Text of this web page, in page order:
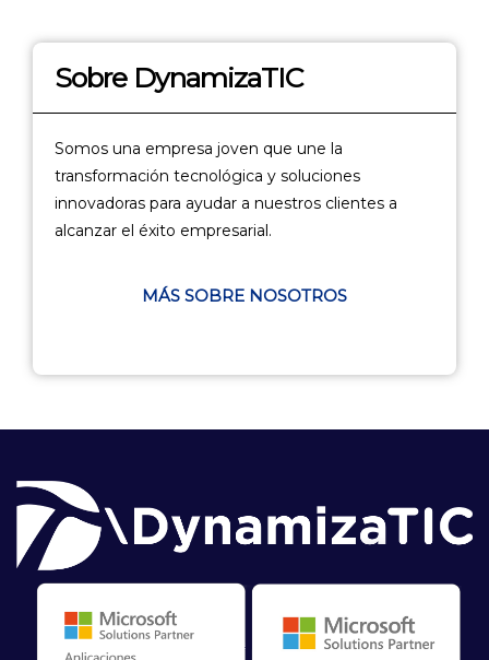
Sobre DynamizaTIC
Somos una empresa joven que une la
transformación tecnológica y soluciones
innovadoras para ayudar a nuestros clientes a
alcanzar el éxito empresarial.
MÁS SOBRE NOSOTROS